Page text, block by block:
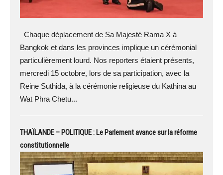
Chaque déplacement de Sa Majesté Rama X à
Bangkok et dans les provinces implique un cérémonial
particulièrement lourd. Nos reporters étaient présents,
mercredi 15 octobre, lors de sa participation, avec la
Reine Suthida, à la cérémonie religieuse du Kathina au
Wat Phra Chetu...
THAÏLANDE – POLITIQUE : Le Parlement avance sur la réforme
constitutionnelle